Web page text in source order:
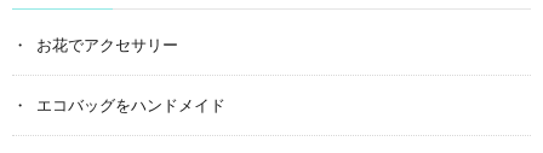
お花でアクセサリー
エコバッグをハンドメイド